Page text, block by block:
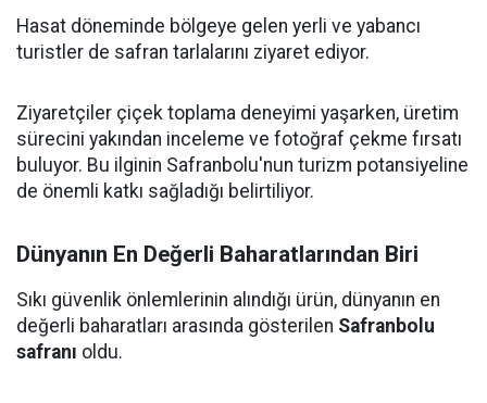
Hasat döneminde bölgeye gelen yerli ve yabancı
turistler de safran tarlalarını ziyaret ediyor.
Ziyaretçiler çiçek toplama deneyimi yaşarken, üretim
sürecini yakından inceleme ve fotoğraf çekme fırsatı
buluyor. Bu ilginin Safranbolu'nun turizm potansiyeline
de önemli katkı sağladığı belirtiliyor.
Dünyanın En Değerli Baharatlarından Biri
Sıkı güvenlik önlemlerinin alındığı ürün, dünyanın en
değerli baharatları arasında gösterilen Safranbolu
safranı oldu.